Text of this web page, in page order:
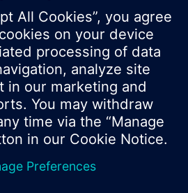
Ltd. 2017
se mohou pro každou